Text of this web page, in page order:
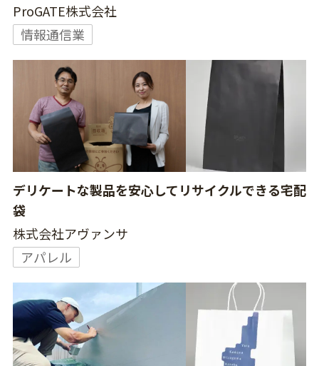
ProGATE株式会社
情報通信業
デリケートな製品を安心してリサイクルできる宅配
袋
株式会社アヴァンサ
アパレル